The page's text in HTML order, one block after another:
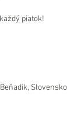
piatok!
Slovensko